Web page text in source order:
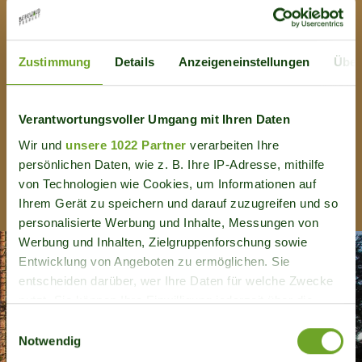
Zustimmung Details Anzeigeneinstellungen
Verantwortungsvoller Umgang mit Ihren Daten
Wir und unsere 1022 Partner verarbeiten Ihre
persönlichen Daten, wie z. B. Ihre IP-Adresse, mithilfe
von Technologien wie Cookies, um Informationen auf
Ihrem Gerät zu speichern und darauf zuzugreifen und so
personalisierte Werbung und Inhalte, Messungen von
Werbung und Inhalten, Zielgruppenforschung sowie
Entwicklung von Angeboten zu ermöglichen. Sie
entscheiden darüber, wer Ihre Daten für welche Zwecke
nutzt. Sie können Ihre Einwilligung jederzeit über die
Trigger Symbol ändern oder widerrufen
Einwilligungsauswahl
Notwendig
espèces animales et végétales, d'espace de
détente et de fournisseur de bois. En tant
qu'important réservoir de carbone et
fournisseur d'air pur, elle joue en outre un
rôle décisif dans la lutte contre le
changement climatique.
La forêt de montagne